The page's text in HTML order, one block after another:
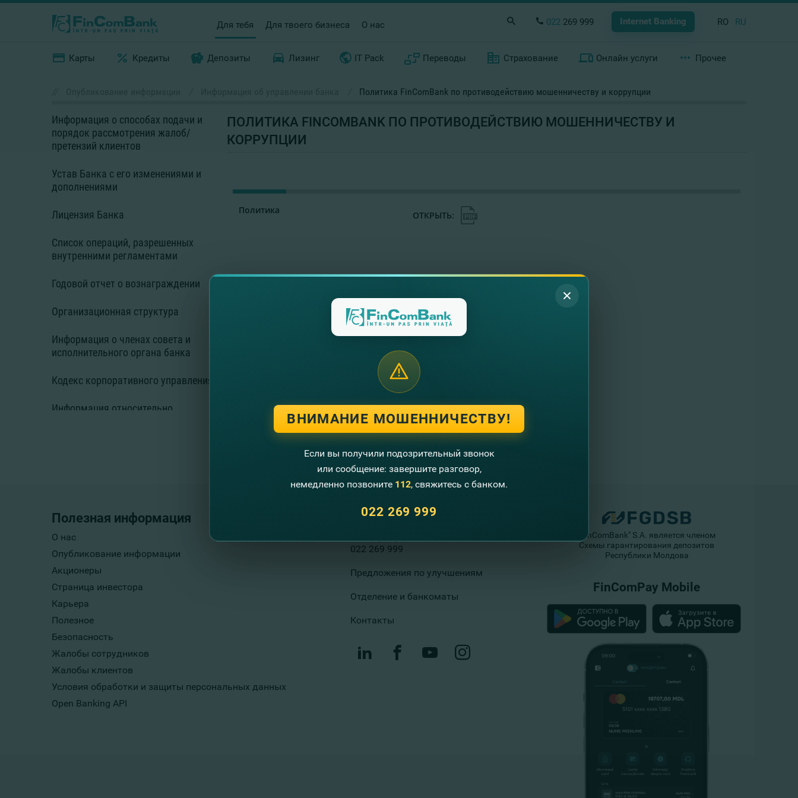
Для тебя Для твоего бизнеса О нас 022 269 999 Internet Banking RO RU
Карты Кредиты Депозиты Лизинг IT Pack Переводы Страхование Онлайн услуги Прочее
Политика FinComBank по противодействию мошенничеству и коррупции
Информация о способах подачи и
порядок рассмотрения жалоб/
претензий клиентов
Устав Банка с его изменениями и
дополнениями
Лицензия Банка
Список операций, разрешенных
внутренними регламентами
Годовой отчет о вознаграждении
Организационная структура
Информация о членах совета и
исполнительного органа банка
Кодекс корпоративного управления
Информация относительно
оказать влияние на деятельность
The Wolfsberg Group Anti-Money
Laundering Questionnaire
Информация об аутсорсинге
деятельности/операций
Выписка из регламента о сделках
Банка аффилированными ему
лицами
Политика FinComBank по
противодействию мошенничеству и
ПОЛИТИКА FINCOMBANK ПО ПРОТИВОДЕЙСТВИЮ МОШЕННИЧЕСТВУ И
КОРРУПЦИИ
Политика ОТКРЫТЬ:
Полезная информация
О нас
Опубликование информации
Акционеры
Страница инвестора
Карьера
Полезное
Безопасность
Жалобы сотрудников
Жалобы клиентов
Условия обработки и защиты персональных данных
Open Banking API
Свяжитесь с нами
022 269 999
Предложения по улучшениям
Отделение и банкоматы
Контакты
"FinComBank" S.A. является членом
Схемы гарантирования депозитов
Республики Молдова
FinComPay Mobile
ВНИМАНИЕ МОШЕННИЧЕСТВУ!
Если вы получили подозрительный звонок
или сообщение: завершите разговор,
немедленно позвоните 112, свяжитесь с банком.
022 269 999